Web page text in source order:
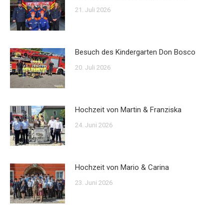
21. Juli 2026
Besuch des Kindergarten Don Bosco
20. Juli 2026
Hochzeit von Martin & Franziska
24. Juni 2026
Hochzeit von Mario & Carina
23. Juni 2026